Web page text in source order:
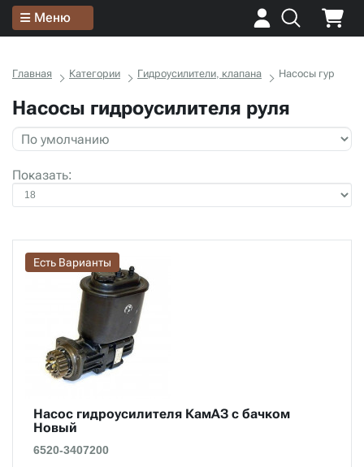
Меню
Главная Категории Гидроусилители, клапана Насосы гур
Насосы гидроусилителя руля
Показать:
Есть Варианты
Насос гидроусилителя КамАЗ с бачком
Новый
6520-3407200